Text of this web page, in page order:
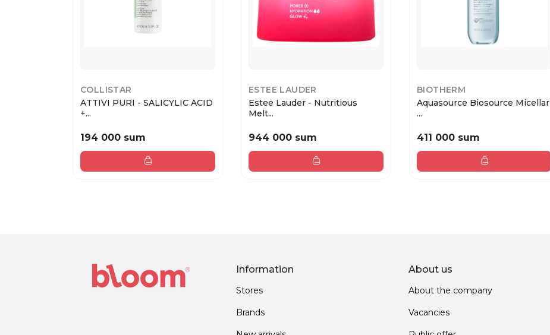
COLLISTAR
ATTIVI PURI - SALICYLIC ACID
+...
194 000 sum
ESTEE LAUDER
Estee Lauder - Nutritious
Melt...
944 000 sum
BIOTHERM
Aquasource Biosource Micellar
...
411 000 sum
Information
Stores
Brands
About us
About the company
Vacancies